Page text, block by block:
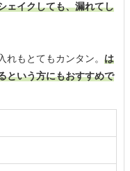
ェイクしても、漏れてし
もとてもカンタン。 は
という方にもおすすめで